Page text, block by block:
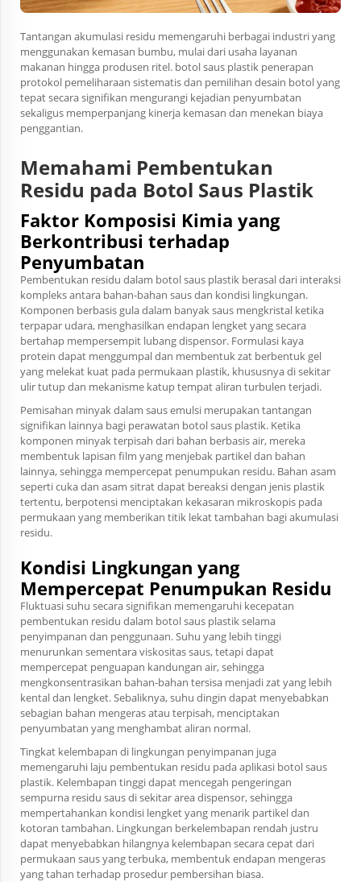
Tantangan akumulasi residu memengaruhi berbagai industri yang
menggunakan kemasan bumbu, mulai dari usaha layanan
makanan hingga produsen ritel. botol saus plastik penerapan
protokol pemeliharaan sistematis dan pemilihan desain botol yang
tepat secara signifikan mengurangi kejadian penyumbatan
sekaligus memperpanjang kinerja kemasan dan menekan biaya
penggantian.
Memahami Pembentukan
Residu pada Botol Saus Plastik
Faktor Komposisi Kimia yang
Berkontribusi terhadap
Penyumbatan
Pembentukan residu dalam botol saus plastik berasal dari interaksi
kompleks antara bahan-bahan saus dan kondisi lingkungan.
Komponen berbasis gula dalam banyak saus mengkristal ketika
terpapar udara, menghasilkan endapan lengket yang secara
bertahap mempersempit lubang dispensor. Formulasi kaya
protein dapat menggumpal dan membentuk zat berbentuk gel
yang melekat kuat pada permukaan plastik, khususnya di sekitar
ulir tutup dan mekanisme katup tempat aliran turbulen terjadi.
Pemisahan minyak dalam saus emulsi merupakan tantangan
signifikan lainnya bagi perawatan botol saus plastik. Ketika
komponen minyak terpisah dari bahan berbasis air, mereka
membentuk lapisan film yang menjebak partikel dan bahan
lainnya, sehingga mempercepat penumpukan residu. Bahan asam
seperti cuka dan asam sitrat dapat bereaksi dengan jenis plastik
tertentu, berpotensi menciptakan kekasaran mikroskopis pada
permukaan yang memberikan titik lekat tambahan bagi akumulasi
residu.
Kondisi Lingkungan yang
Mempercepat Penumpukan Residu
Fluktuasi suhu secara signifikan memengaruhi kecepatan
pembentukan residu dalam botol saus plastik selama
penyimpanan dan penggunaan. Suhu yang lebih tinggi
menurunkan sementara viskositas saus, tetapi dapat
mempercepat penguapan kandungan air, sehingga
mengkonsentrasikan bahan-bahan tersisa menjadi zat yang lebih
kental dan lengket. Sebaliknya, suhu dingin dapat menyebabkan
sebagian bahan mengeras atau terpisah, menciptakan
penyumbatan yang menghambat aliran normal.
Tingkat kelembapan di lingkungan penyimpanan juga
memengaruhi laju pembentukan residu pada aplikasi botol saus
plastik. Kelembapan tinggi dapat mencegah pengeringan
sempurna residu saus di sekitar area dispensor, sehingga
mempertahankan kondisi lengket yang menarik partikel dan
kotoran tambahan. Lingkungan berkelembapan rendah justru
dapat menyebabkan hilangnya kelembapan secara cepat dari
permukaan saus yang terbuka, membentuk endapan mengeras
yang tahan terhadap prosedur pembersihan biasa.